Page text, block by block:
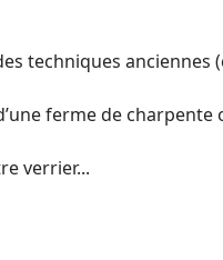
techniques anciennes
ferme de charpente
verrier...